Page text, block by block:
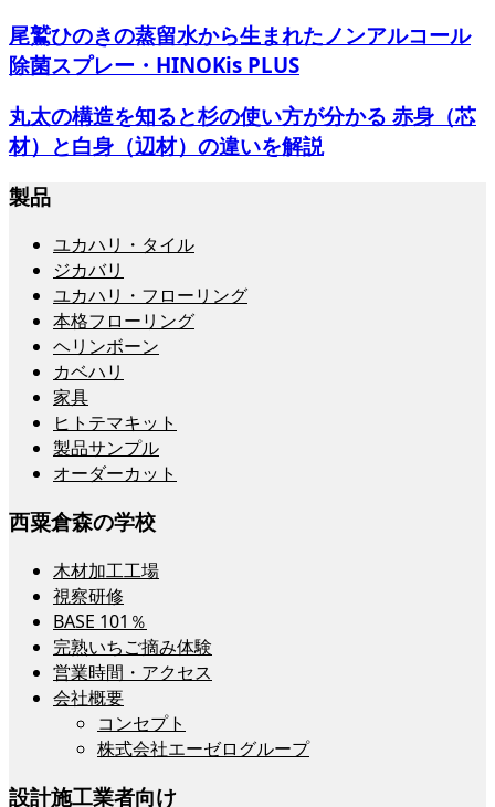
尾鷲ひのきの蒸留水から生まれたノンアルコール
除菌スプレー・HINOKis PLUS
丸太の構造を知ると杉の使い方が分かる 赤身（芯
材）と白身（辺材）の違いを解説
製品
ユカハリ・タイル
ジカバリ
ユカハリ・フローリング
本格フローリング
ヘリンボーン
カベハリ
家具
ヒトテマキット
製品サンプル
オーダーカット
西粟倉森の学校
木材加工工場
視察研修
BASE 101％
完熟いちご摘み体験
営業時間・アクセス
会社概要
コンセプト
株式会社エーゼログループ
設計施工業者向け